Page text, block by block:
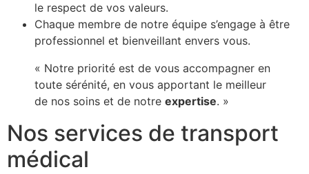
le respect de vos valeurs.
Chaque membre de notre équipe s’engage à être
professionnel et bienveillant envers vous.
« Notre priorité est de vous accompagner en
toute sérénité, en vous apportant le meilleur
de nos soins et de notre expertise. »
Nos services de transport
médical